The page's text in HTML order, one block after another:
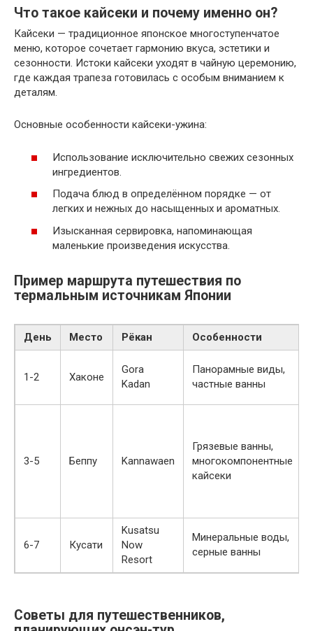
Что такое кайсеки и почему именно он?
Кайсеки — традиционное японское многоступенчатое
меню, которое сочетает гармонию вкуса, эстетики и
сезонности. Истоки кайсеки уходят в чайную церемонию,
где каждая трапеза готовилась с особым вниманием к
деталям.
Основные особенности кайсеки-ужина:
Использование исключительно свежих сезонных
ингредиентов.
Подача блюд в определённом порядке — от
легких и нежных до насыщенных и ароматных.
Изысканная сервировка, напоминающая
маленькие произведения искусства.
Пример маршрута путешествия по
термальным источникам Японии
День Место Рёкан Особенности
1-2 Хаконе
Gora
Kadan
Панорамные виды,
частные ванны
3-5 Беппу Kannawaen
Грязевые ванны,
многокомпонентные
кайсеки
6-7 Кусати
Kusatsu
Now
Resort
Минеральные воды,
серные ванны
Советы для путешественников,